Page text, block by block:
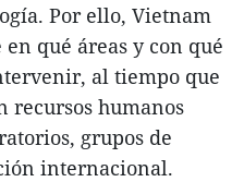
Por ello, Vietnam
qué áreas y con qué
al tiempo que
recursos humanos
grupos de
internacional.